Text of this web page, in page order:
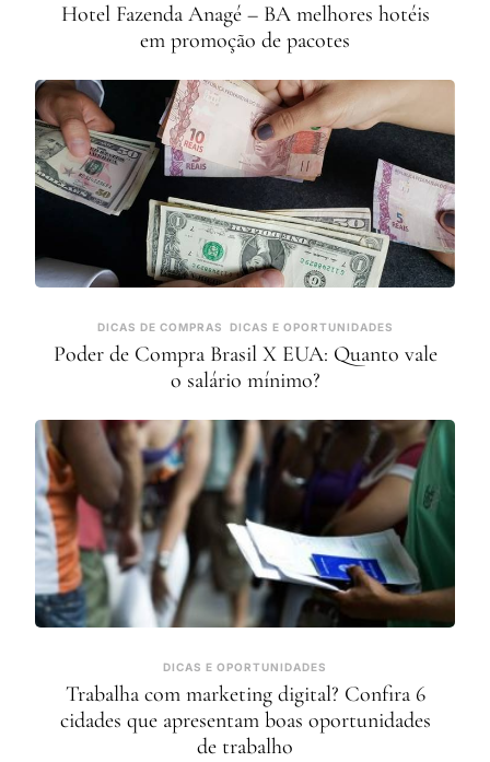
Hotel Fazenda Anagé – BA melhores hotéis
em promoção de pacotes
DICAS DE COMPRAS DICAS E OPORTUNIDADES
Poder de Compra Brasil X EUA: Quanto vale
o salário mínimo?
DICAS E OPORTUNIDADES
Trabalha com marketing digital? Confira 6
cidades que apresentam boas oportunidades
de trabalho